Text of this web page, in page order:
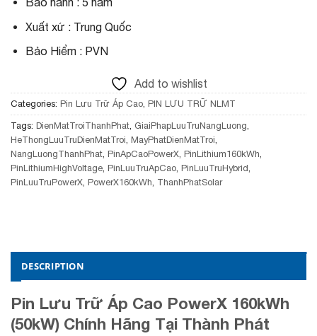
Xuất xứ : Trung Quốc
Bảo Hiểm : PVN
Add to wishlist
Categories: Pin Lưu Trữ Áp Cao PIN LƯU TRỮ NLMT
Tags: DienMatTroiThanhPhat GiaiPhapLuuTruNangLuong
HeThongLuuTruDienMatTroi MayPhatDienMatTroi
NangLuongThanhPhat PinApCaoPowerX PinLithium160kWh
PinLithiumHighVoltage PinLuuTruApCao PinLuuTruHybrid
PinLuuTruPowerX PowerX160kWh ThanhPhatSolar
DESCRIPTION
Pin Lưu Trữ Áp Cao PowerX 160kWh
(50kW) Chính Hãng Tại Thành Phát